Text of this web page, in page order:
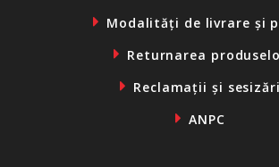
Modalități de livrare și
Returnarea
Reclamații și sesizări
ANPC